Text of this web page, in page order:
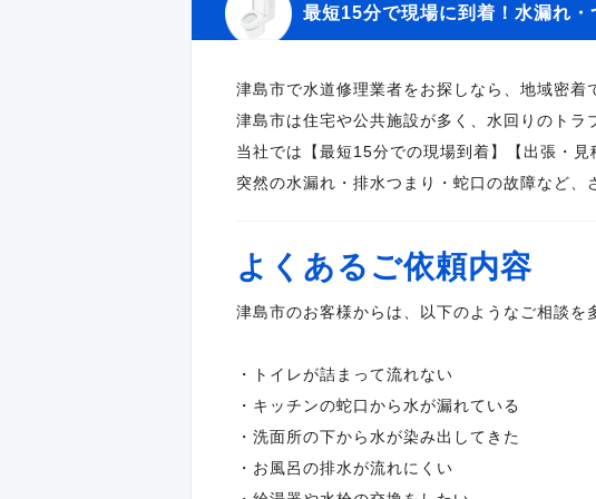
最短15分で現場に到着！水漏れ
津島市で水道修理業者をお探しなら、地域密着
津島市は住宅や公共施設が多く、水回りのトラ
当社では【最短15分での現場到着】【出張・
突然の水漏れ・排水つまり・蛇口の故障など、
よくあるご依頼内容
津島市のお客様からは、以下のようなご相談を
・トイレが詰まって流れない
・キッチンの蛇口から水が漏れている
・洗面所の下から水が染み出してきた
・お風呂の排水が流れにくい